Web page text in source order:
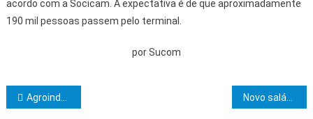
acordo com a Socicam. A expectativa é de que aproximadamente
190 mil pessoas passem pelo terminal.
por Sucom
Navegação de Post
Agroindústria de mandioca estimula produção e economia em Ibirapitanga